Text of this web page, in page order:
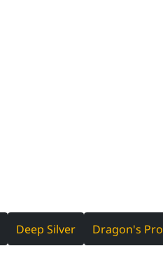
Deep Silver Dragon's